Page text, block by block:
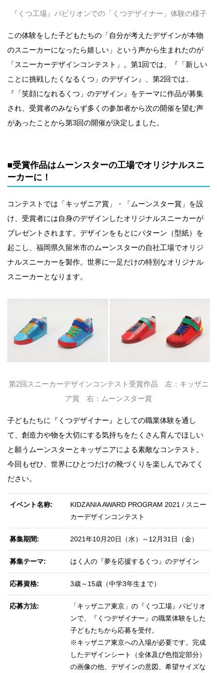
『くつ工場』パビリオンでの「くつデザイナー」体験の様子
この体験をした子どもたちの「自分が考えたデザインが本物
のスニーカーになったら嬉しい」という声から生まれたのが
「スニーカーデザインコンテスト」。第1回では、『「新しい
ことに挑戦したくなるくつ」のデザイン』、第2回では、
『「笑顔になれるくつ」のデザイン』をテーマに作品が募集
され、受賞者のみならず多くの参加者から次の開催を望む声
があったことから第3回の開催が決定しました。
■受賞作品はムーンスターの工場でオリジナルスニ
ーカーに！
コンテストでは「キッザニア賞」・「ムーンスター賞」を設
け、受賞者には自身のデザインしたオリジナルスニーカーが
プレゼントされます。デザインをもとにパターン（型紙）を
起こし、福岡県久留米市のムーンスターの自社工場でオリジ
ナルスニーカーを製作。世界に一足だけの特別なオリジナル
スニーカーとなります。
第2回スニーカーデザインコンテスト受賞作品 左：キッザニ
ア賞 右：ムーンスター賞
子どもたちに『くつデザイナー』としての職業体験を通し
て、創造力や物を大切にする気持ちをたくさん育んでほしい
と願うムーンスターとキッザニアによる素敵なコンテスト。
今回もぜひ、世界にひとつだけの靴づくりを楽しんでみてく
ださい。
イベント名称
KIDZANIA AWARD PROGRAM 2021 / スニー
カーデザインコンテスト
募集期間 2021年10月20日（水）～12月31日（金）
募集テーマ はく人の『夢を応援するくつ』のデザイン
応募資格 3歳～15歳（中学3年生まで）
応募方法
「キッザニア東京」の『くつ工場』パビリオ
ンで、『くつデザイナー』の職業体験をした
子どもたちから応募を受付。
※キッザニア東京への入場が必要です。完成
したデザインシート（全体及び色指定部分）
の画像の他、デザインの意図、希望サイズな